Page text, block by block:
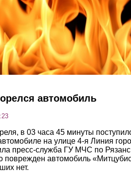
автомобиль
в 03 часа 45 минуты
на улице 4-я Линия
пресс-служба ГУ МЧС по
поврежден автомобиль
нет.